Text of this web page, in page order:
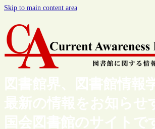
Skip to main content area
図書館界、図書館情報
最新の情報をお知らせ
国会図書館のサイトで